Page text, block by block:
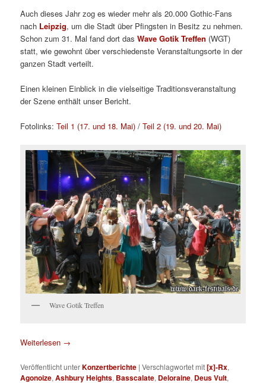
Auch dieses Jahr zog es wieder mehr als 20.000 Gothic-Fans
nach Leipzig, um die Stadt über Pfingsten in Besitz zu nehmen.
Schon zum 31. Mal fand dort dasWave Gotik Treffen (WGT)
statt, wie gewohnt über verschiedenste Veranstaltungsorte in der
ganzen Stadt verteilt.
Einen kleinen Einblick in die vielseitige Traditionsveranstaltung
der Szene enthält unser Bericht.
Fotolinks:Teil 1 (17. und 18. Mai) /Teil 2 (19. und 20. Mai)
Wave Gotik Treffen
Weiterlesen →
Veröffentlicht unterKonzertberichte |Verschlagwortet mit[x]-Rx,
Agonoize,Ashbury Heights, Basscalate, Deloraine, Deus Vult,